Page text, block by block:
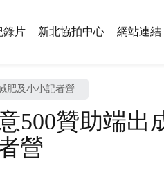
錄片 新北協拍中心 網站連結
肥及小小記者營
500贊助端出
營